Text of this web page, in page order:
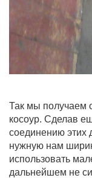
Так мы получаем
косоур. Сделав
соединению этих
нужную нам
использовать
дальнейшем не